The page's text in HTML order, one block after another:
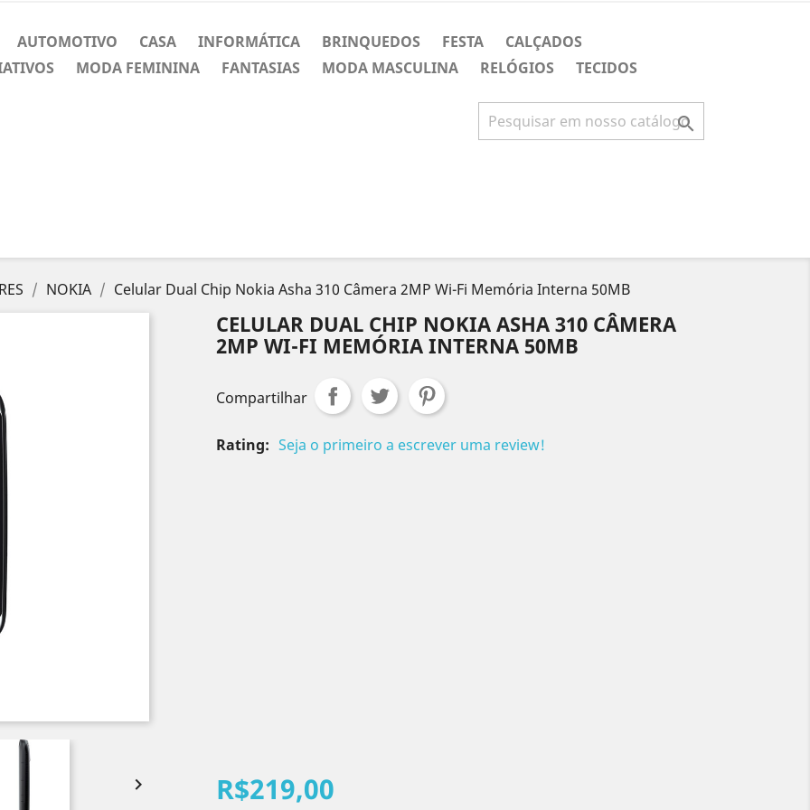
AUTOMOTIVO CASA INFORMÁTICA BRINQUEDOS FESTA
CALÇADOS
MODA FEMININA FANTASIAS MODA MASCULINA RELÓGIOS TECIDOS

NOKIA Celular Dual Chip Nokia Asha 310 Câmera 2MP Wi-Fi Memória Interna 50MB

CELULAR DUAL CHIP NOKIA ASHA 310 CÂMERA
2MP WI-FI MEMÓRIA INTERNA 50MB
Compartilhar
Rating: Seja o primeiro a escrever uma review!
R$219,00